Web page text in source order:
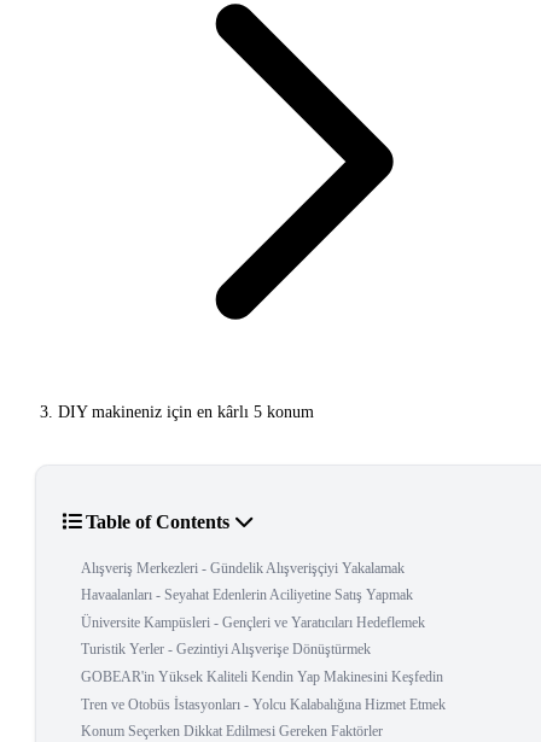
DIY makineniz için en kârlı 5 konum
Table of Contents
Alışveriş Merkezleri - Gündelik Alışverişçiyi Yakalamak
Havaalanları - Seyahat Edenlerin Aciliyetine Satış Yapmak
Üniversite Kampüsleri - Gençleri ve Yaratıcıları Hedeflemek
Turistik Yerler - Gezintiyi Alışverişe Dönüştürmek
GOBEAR'in Yüksek Kaliteli Kendin Yap Makinesini Keşfedin
Tren ve Otobüs İstasyonları - Yolcu Kalabalığına Hizmet Etmek
Konum Seçerken Dikkat Edilmesi Gereken Faktörler